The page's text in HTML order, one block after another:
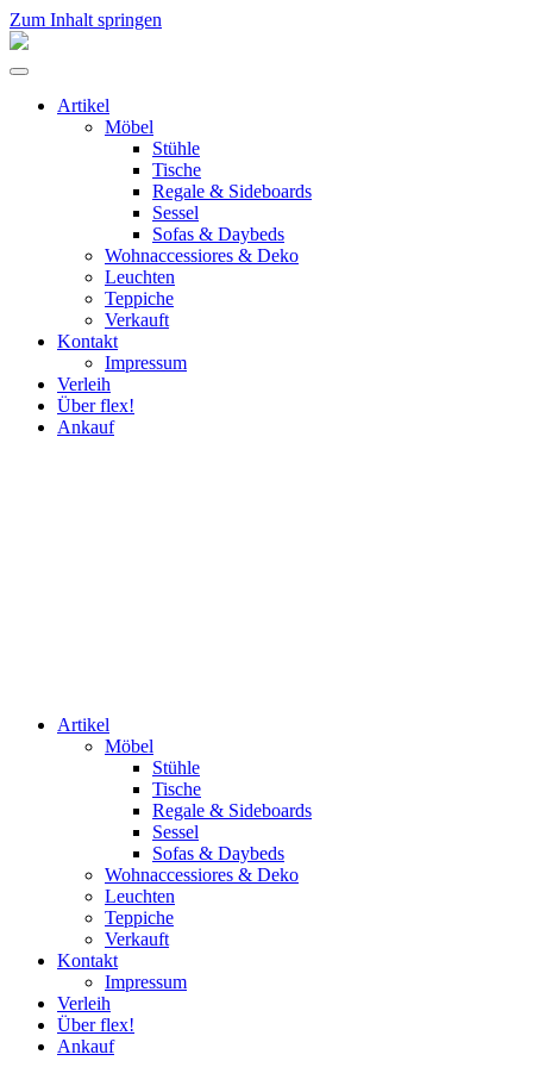
Zum Inhalt springen
flex!
vintage
Menü
umschalten
Artikel
Möbel
Stühle
Tische
Regale & Sideboards
Sessel
Sofas & Daybeds
Wohnaccessiores & Deko
Leuchten
Teppiche
Verkauft
Kontakt
Impressum
Verleih
Über flex!
Ankauf
Artikel
Möbel
Stühle
Tische
Regale & Sideboards
Sessel
Sofas & Daybeds
Wohnaccessiores & Deko
Leuchten
Teppiche
Verkauft
Kontakt
Impressum
Verleih
Über flex!
Ankauf